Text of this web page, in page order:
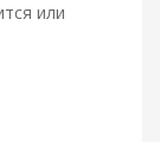
или